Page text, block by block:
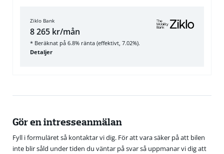
Ziklo Bank
8 265 kr/mån
* Beräknat på 6.8% ränta (effektivt, 7.02%).
Detaljer
Gör en intresseanmälan
Fyll i formuläret så kontaktar vi dig. För att vara säker på att bilen
inte blir såld under tiden du väntar på svar så uppmanar vi dig att